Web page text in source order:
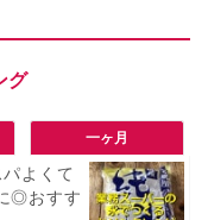
一ヶ月
よくて
◎おすす